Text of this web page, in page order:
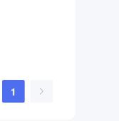
1